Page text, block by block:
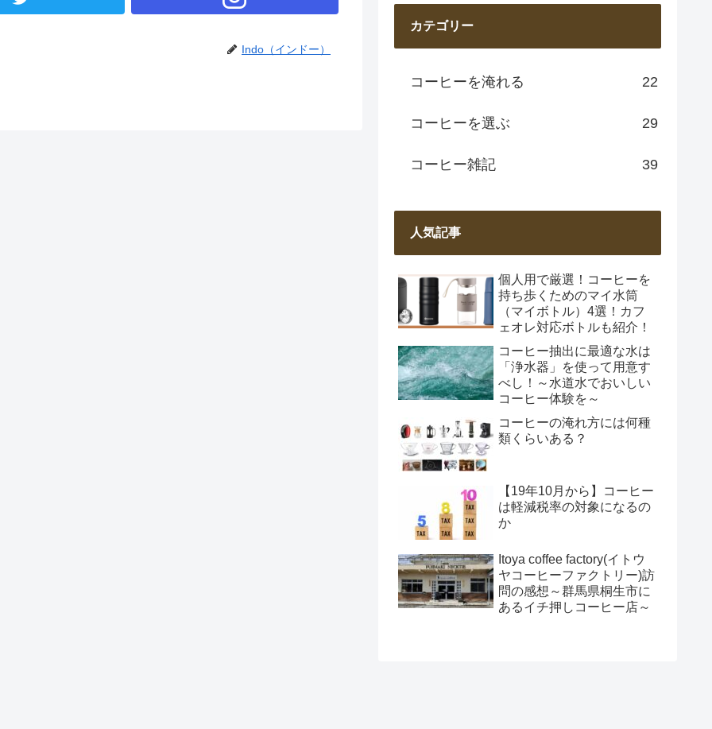
Indo（インドー）
カテゴリー
コーヒーを淹れる 22
コーヒーを選ぶ 29
コーヒー雑記 39
人気記事
個人用で厳選！コーヒーを
持ち歩くためのマイ水筒
（マイボトル）4選！カフ
ェオレ対応ボトルも紹介！
コーヒー抽出に最適な水は
「浄水器」を使って用意す
べし！～水道水でおいしい
コーヒー体験を～
コーヒーの淹れ方には何種
類くらいある？
【19年10月から】コーヒー
は軽減税率の対象になるの
か
Itoya coffee factory(イトウ
ヤコーヒーファクトリー)訪
問の感想～群馬県桐生市に
あるイチ押しコーヒー店～